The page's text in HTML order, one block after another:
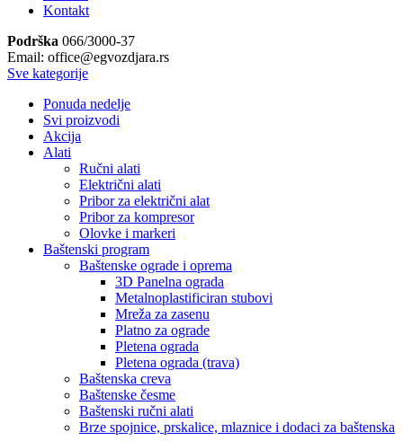
Kontakt
Podrška 066/3000-37
Email: office@egvozdjara.rs
Sve kategorije
Ponuda nedelje
Svi proizvodi
Akcija
Alati
Ručni alati
Električni alati
Pribor za električni alat
Pribor za kompresor
Olovke i markeri
Baštenski program
Baštenske ograde i oprema
3D Panelna ograda
Metalnoplastificiran stubovi
Mreža za zasenu
Platno za ograde
Pletena ograda
Pletena ograda (trava)
Baštenska creva
Baštenske česme
Baštenski ručni alati
Brze spojnice, prskalice, mlaznice i dodaci za baštenska